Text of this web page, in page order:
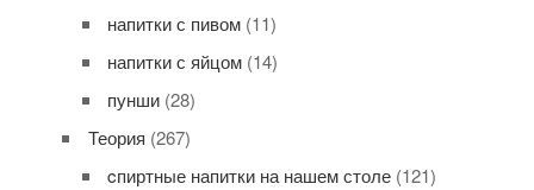
напитки с пивом (11)
напитки с яйцом (14)
пунши (28)
Теория (267)
cпиртные напитки на нашем столе (121)